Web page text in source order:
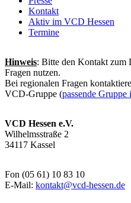
Kontakt
Aktiv im VCD Hessen
Termine
Hinweis: Bitte den Kontakt zum
Fragen nutzen.
Bei regionalen Fragen
VCD-Gruppe (passende Gruppe
VCD Hessen e.V.
Wilhelmsstraße 2
34117 Kassel
Fon (05 61) 10 83 10
E-Mail: kontakt@vcd-hessen.de